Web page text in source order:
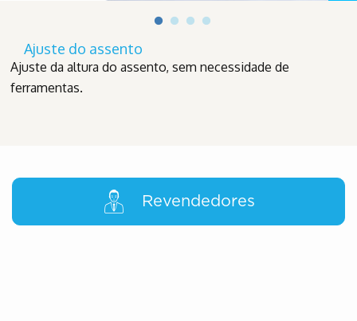
Ajuste do assento
Ajuste da altura do assento, sem necessidade de
ferramentas.
Revendedores